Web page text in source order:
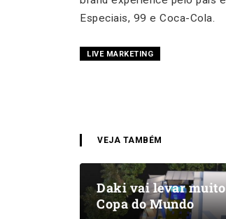
Especiais, 99 e Coca-Cola.
LIVE MARKETING
VEJA TAMBÉM
Daki vai levar muito
Copa do Mundo